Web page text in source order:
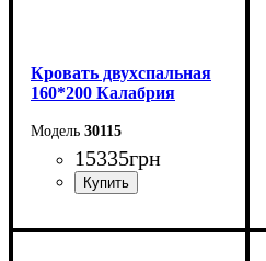
Кровать двухспальная
160*200 Калабрия
30115
15335грн
Ширина: 176 см